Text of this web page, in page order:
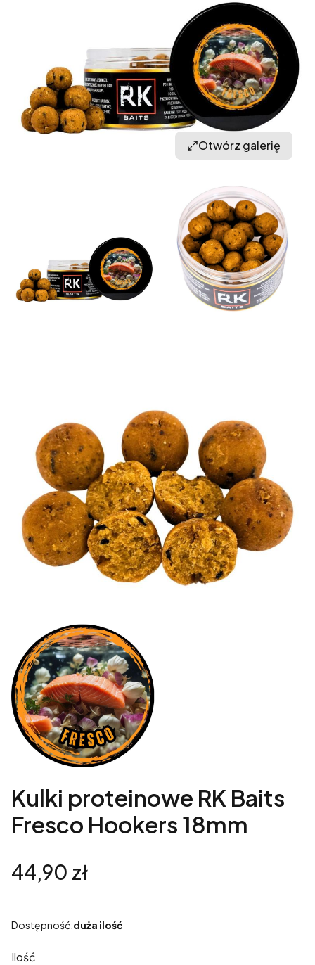
Otwórz galerię
Kulki proteinowe RK Baits
Fresco Hookers 18mm
Cena
44,90 zł
Dostępność:duża ilość
Ilość